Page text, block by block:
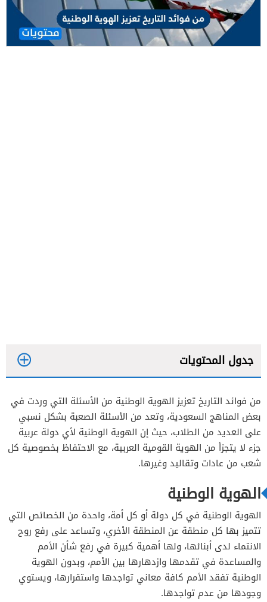
جدول المحتويات
من فوائد التاريخ تعزيز الهوية الوطنية من الأسئلة التي وردت في
بعض المناهج السعودية، وتعد من الأسئلة الصعبة بشكل نسبي
على العديد من الطلاب، حيث إن الهوية الوطنية لأي دولة عربية
جزء لا يتجزأ من الهوية القومية العربية، مع الاحتفاظ بخصوصية كل
شعب من عادات وتقاليد وغيرها.
الهوية الوطنية
الهوية الوطنية في كل دولة أو كل أمة، واحدة من الخصائص التي
تتميز بها كل منطقة عن المنطقة الأخري، وتساعد على رفع روح
الانتماء لدى أبنائها، ولها أهمية كبيرة في رفع شأن الأمم
والمساعدة في تقدمها وازدهارها بين الأمم، وبدون الهوية
الوطنية تفقد الأمم كافة معاني تواجدها واستقرارها، ويستوي
وجودها من عدم تواجدها.